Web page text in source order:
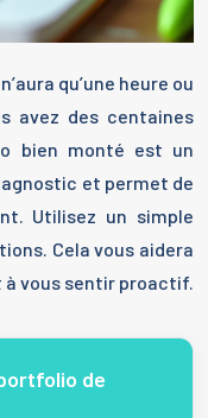
qu’une heure ou
avez des centaines
bien monté est un
et permet de
Utilisez un simple
Cela vous aidera
à vous sentir proactif.
de